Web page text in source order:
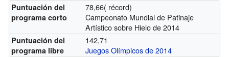
Puntuación del
programa corto
78,66( récord)
Campeonato Mundial de Patinaje
Artístico sobre Hielo de 2014
Puntuación del
programa libre
142,71
Juegos Olímpicos de 2014